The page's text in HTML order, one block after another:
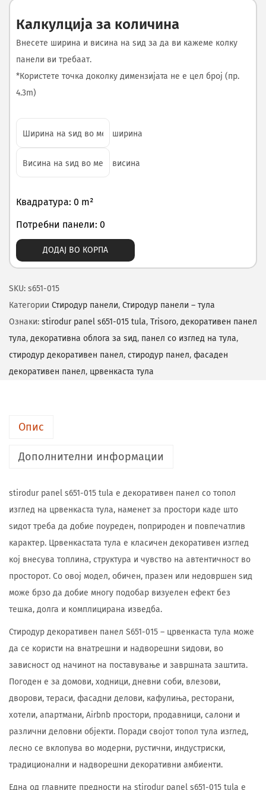
Калкулција за количина
Внесете ширина и висина на ѕид за да ви кажеме колку
панели ви требаат.
*Користете точка доколку димензијата не е цел број (пр.
4.3m)
ширина
висина
Квадратура: 0 m²
Потребни панели: 0
ДОДАЈ ВО КОРПА
SKU: s651-015
Категории Стиродур панели, Стиродур панели – тула
Ознаки: stirodur panel s651-015 tula, Trisoro, декоративен панел
тула, декоративна облога за ѕид, панел со изглед на тула,
стиродур декоративен панел, стиродур панел, фасаден
декоративен панел, црвенкаста тула
Опис
Дополнителни информации
stirodur panel s651-015 tula е декоративен панел со топол
изглед на црвенкаста тула, наменет за простори каде што
ѕидот треба да добие поуреден, поприроден и повпечатлив
карактер. Црвенкастата тула е класичен декоративен изглед
кој внесува топлина, структура и чувство на автентичност во
просторот. Со овој модел, обичен, празен или недовршен ѕид
може брзо да добие многу подобар визуелен ефект без
тешка, долга и комплицирана изведба.
Стиродур декоративен панел S651-015 – црвенкаста тула може
да се користи на внатрешни и надворешни ѕидови, во
зависност од начинот на поставување и завршната заштита.
Погоден е за домови, ходници, дневни соби, влезови,
дворови, тераси, фасадни делови, кафулиња, ресторани,
хотели, апартмани, Airbnb простори, продавници, салони и
различни деловни објекти. Поради својот топол тула изглед,
лесно се вклопува во модерни, рустични, индустриски,
традиционални и надворешни декоративни амбиенти.
Една од главните предности на stirodur panel s651-015 tula е